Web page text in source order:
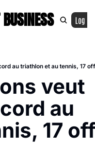
Log In
au triathlon et au tennis, 17
veut
au
17